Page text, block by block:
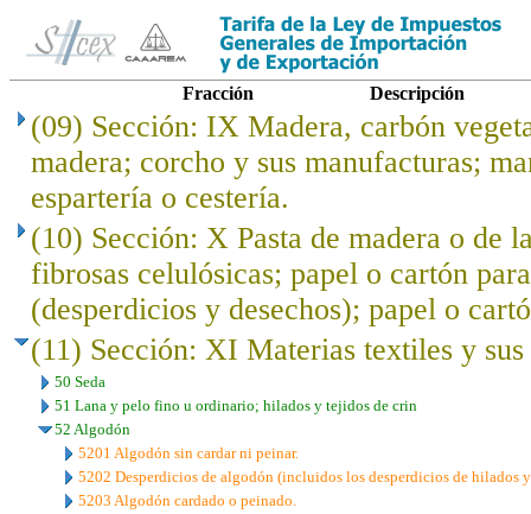
Fracción Descripción
(09) Sección: IX Madera, carbón
madera; corcho y sus manufacturas;
espartería o cestería.
(10) Sección: X Pasta de madera o de
fibrosas celulósicas; papel o cartón
(desperdicios y desechos); papel o
(11) Sección: XI Materias textiles y sus
50 Seda
51 Lana y pelo fino u ordinario; hilados y tejidos de crin
52 Algodón
5201 Algodón sin cardar ni peinar.
5202 Desperdicios de algodón (incluidos los desperdicios de hilados
5203 Algodón cardado o peinado.